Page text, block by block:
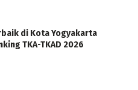
di Kota Yogyakarta
TKA-TKAD 2026